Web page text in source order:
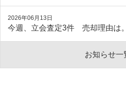
2026年06月13日
今週、立会査定3件 売却理由は
お知らせ一